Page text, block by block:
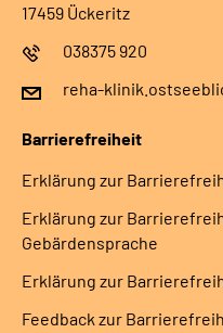
17459 Ückeritz
038375 920
reha-
Barrierefreiheit
Erklärung zur
Erklärung zur
Gebärdensprache
Erklärung zur
Feedback zur